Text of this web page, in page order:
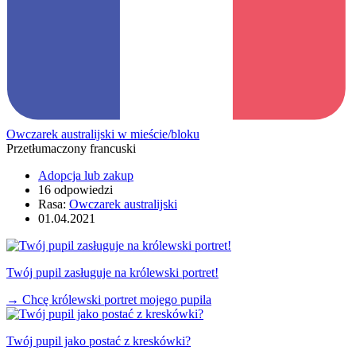
Owczarek australijski w mieście/bloku
Przetłumaczony francuski
Adopcja lub zakup
16 odpowiedzi
Rasa: Owczarek australijski
01.04.2021
Twój pupil zasługuje na królewski portret!
→ Chcę królewski portret mojego pupila
Twój pupil jako postać z kreskówki?